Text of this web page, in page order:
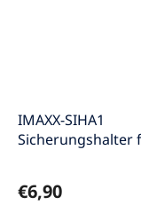
IMAXX-SIHA1
Sicherungshalter
€6,90